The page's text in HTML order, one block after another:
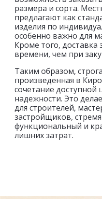
размера и сорта.
предлагают как
изделия по
особенно важно для
Кроме того,
времени, чем при
Таким образом,
произведенная в
сочетание доступной
надежности. Это
для строителей,
застройщиков,
функциональный и
лишних затрат.